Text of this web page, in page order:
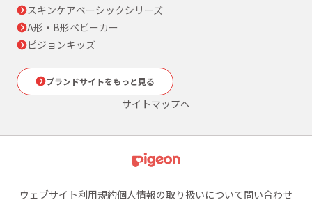
スキンケアベーシックシリーズ
A形・B形ベビーカー
ピジョンキッズ
ブランドサイトをもっと見る
サイトマップへ
ウェブサイト利用規約個人情報の取り扱いについて問い合わせ